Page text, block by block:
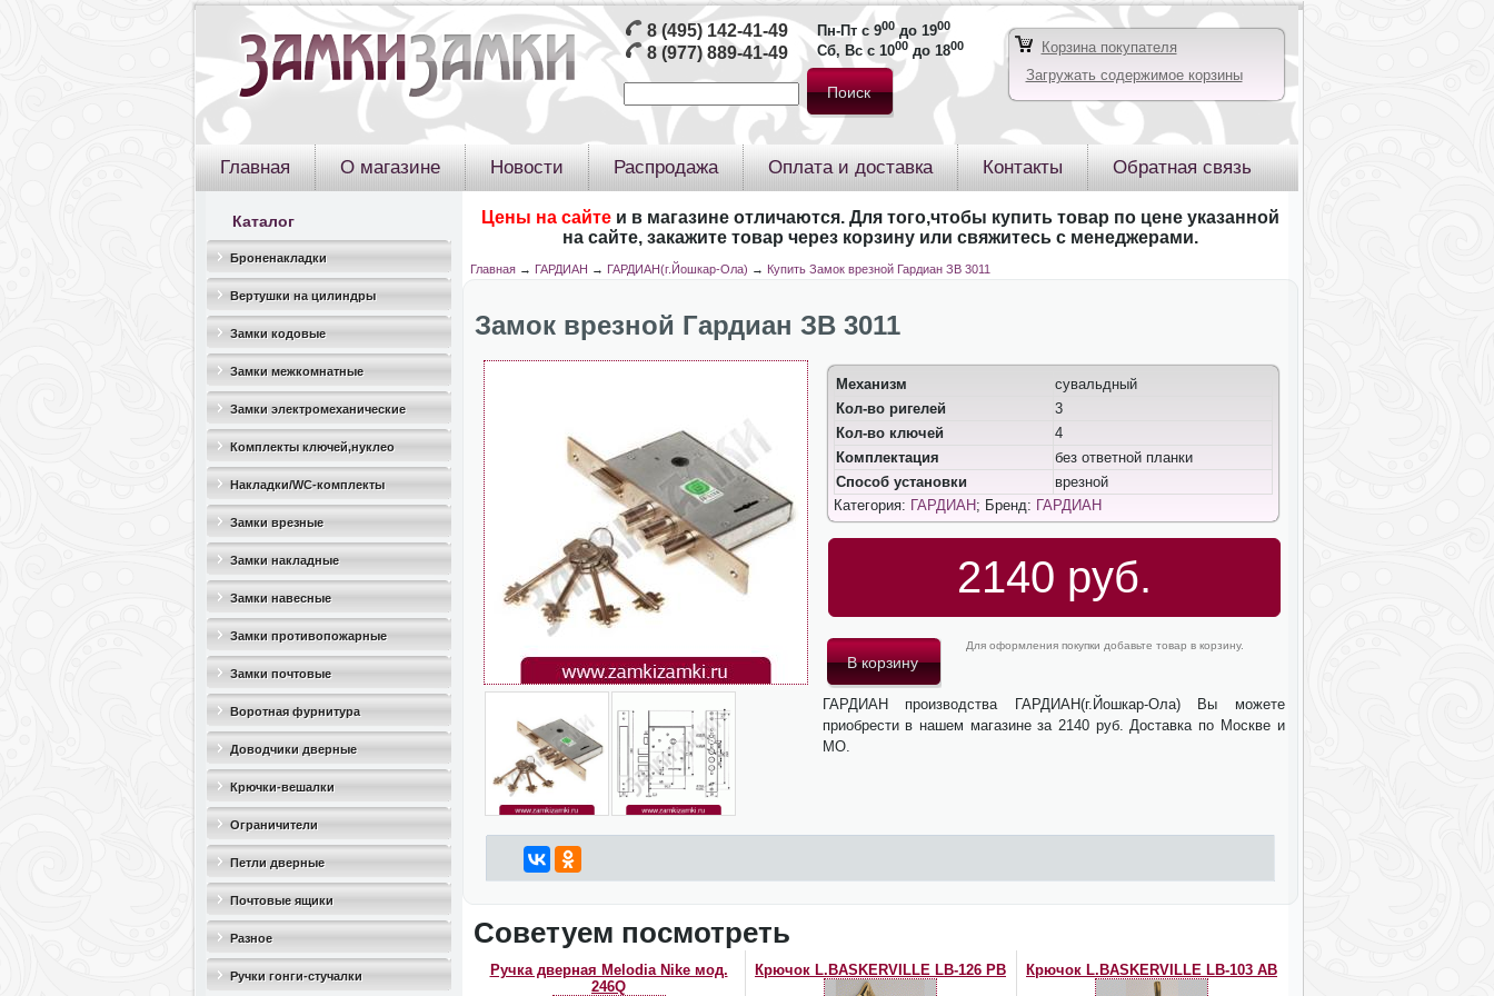
8 (495) 142-41-49
8 (977) 889-41-49
Пн-Пт с 900до 1900
Сб, Вс с 1000до 1800
Корзина покупателя
Загружать содержимое корзины
Главная О магазине Новости Распродажа Оплата и доставка Контакты Обратная связь
Каталог
Броненакладки
Вертушки на цилиндры
Замки кодовые
Замки межкомнатные
Замки электромеханические
Комплекты ключей,нуклео
Накладки/WC-комплекты
Замки врезные
Замки накладные
Замки навесные
Замки противопожарные
Замки почтовые
Воротная фурнитура
Доводчики дверные
Крючки-вешалки
Ограничители
дверные(стопоры)
Петли дверные
Почтовые ящики
Разное
Ручки гонги-стучалки
Цены на сайте и в магазине отличаются. Для того,чтобы купить товар по цене указанной
на сайте, закажите товар через корзину или свяжитесь с менеджерами.
Главная → ГАРДИАН → ГАРДИАН(г.Йошкар-Ола) → Купить Замок врезной Гардиан ЗВ 3011
Замок врезной Гардиан ЗВ 3011
Механизм
сувальдный
Кол-во ригелей
3
Кол-во ключей
4
Комплектация
без ответной планки
Способ установки
врезной
Категория: ГАРДИАН ; Бренд: ГАРДИАН
2140 руб.
Для оформления покупки добавьте товар в корзину.
ГАРДИАН производства ГАРДИАН(г.Йошкар-Ола) Вы можете
приобрести в нашем магазине за 2140 руб. Доставка по Москве и
МО.
Советуем посмотреть
Ручка дверная Melodia Nike мод.
246Q
Крючок L.BASKERVILLE LB-126 PB Крючок L.BASKERVILLE LB-103 AB